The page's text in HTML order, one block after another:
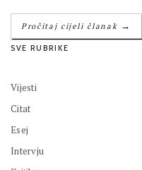
Pročitaj cijeli članak →
SVE RUBRIKE
Vijesti
Citat
Esej
Intervju